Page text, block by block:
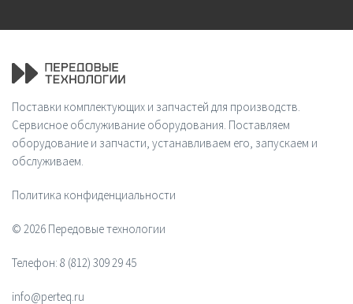
Поставки комплектующих и запчастей для производств.
Сервисное обслуживание оборудования. Поставляем
оборудование и запчасти, устанавливаем его, запускаем и
обслуживаем.
Политика конфиденциальности
© 2026 Передовые технологии
Телефон: 8 (812) 309 29 45
info@perteq.ru